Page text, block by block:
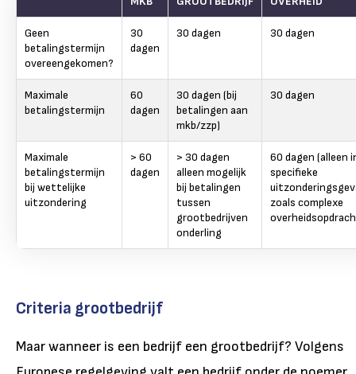
Geen
betalingstermijn
overeengekomen?
30
dagen
30 dagen 30 dagen
Maximale
betalingstermijn
60
dagen
30 dagen (bij
betalingen aan
mkb/zzp)
30 dagen
Maximale
betalingstermijn
bij wettelijke
uitzondering
> 60
dagen
> 30 dagen
alleen mogelijk
bij betalingen
tussen
grootbedrijven
onderling
60 dagen (alleen
specifieke
zoals complexe
Criteria grootbedrijf
Maar wanneer is een bedrijf een grootbedrijf? Volgens